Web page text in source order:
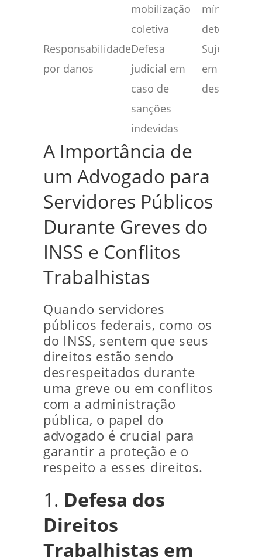
mobilização
coletiva
mínimos
Responsabilidade
por danos
Defesa
judicial em
caso de
sanções
indevidas
Sujeito à
em caso de
A Importância de
um Advogado para
Servidores Públicos
Durante Greves do
INSS e Conflitos
Trabalhistas
Quando servidores
públicos federais, como os
do INSS, sentem que seus
direitos estão sendo
desrespeitados durante
uma greve ou em conflitos
com a administração
pública, o papel do
advogado é crucial para
garantir a proteção e o
respeito a esses direitos.
1. Defesa dos
Direitos
Trabalhistas em